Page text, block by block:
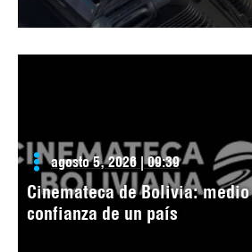
agosto 5, 2026 | 09:39
Cinemateca de Bolivia:
confianza de un país